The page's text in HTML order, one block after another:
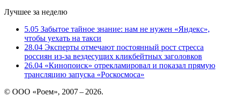
Лучшее за неделю
5.05 Забытое тайное знание: нам не нужен «Яндекс»,
чтобы уехать на такси
28.04 Эксперты отмечают постоянный рост стресса
россиян из-за вездесущих кликбейтных заголовков
26.04 «Кинопоиск» отрекламировал и показал прямую
трансляцию запуска «Роскосмоса»
© ООО «Роем», 2007 – 2026.